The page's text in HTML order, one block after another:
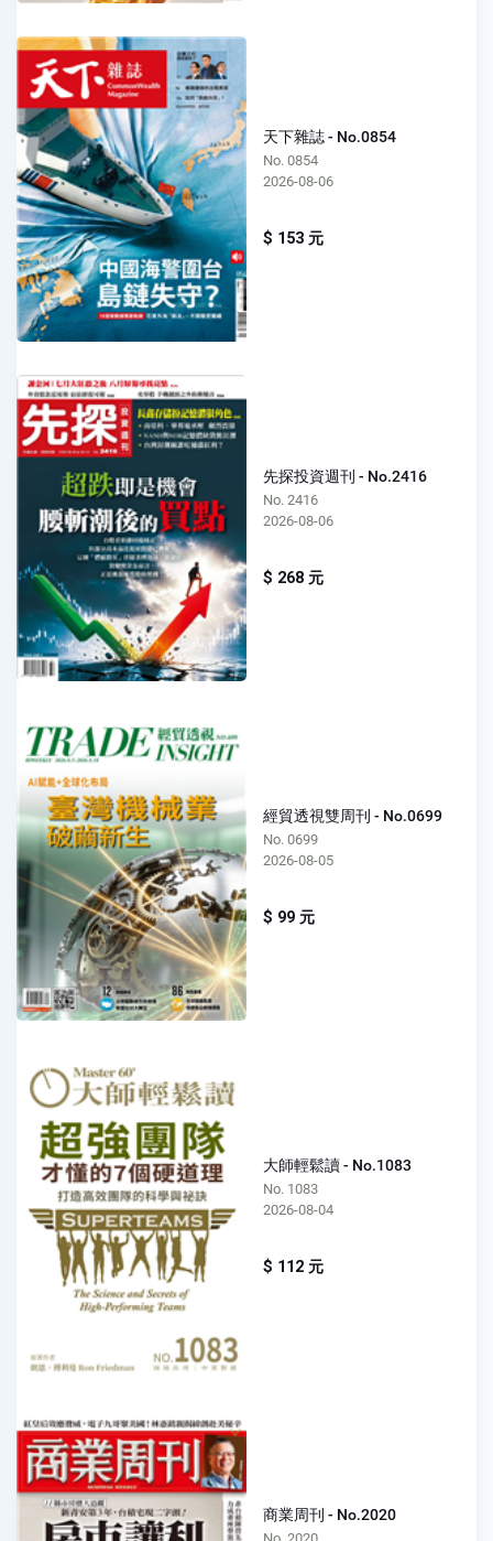
天下雜誌 - No.0854
No. 0854
2026-08-06
$ 153 元
先探投資週刊 - No.2416
No. 2416
2026-08-06
$ 268 元
經貿透視雙周刊 - No.0699
No. 0699
2026-08-05
$ 99 元
大師輕鬆讀 - No.1083
No. 1083
2026-08-04
$ 112 元
商業周刊 - No.2020